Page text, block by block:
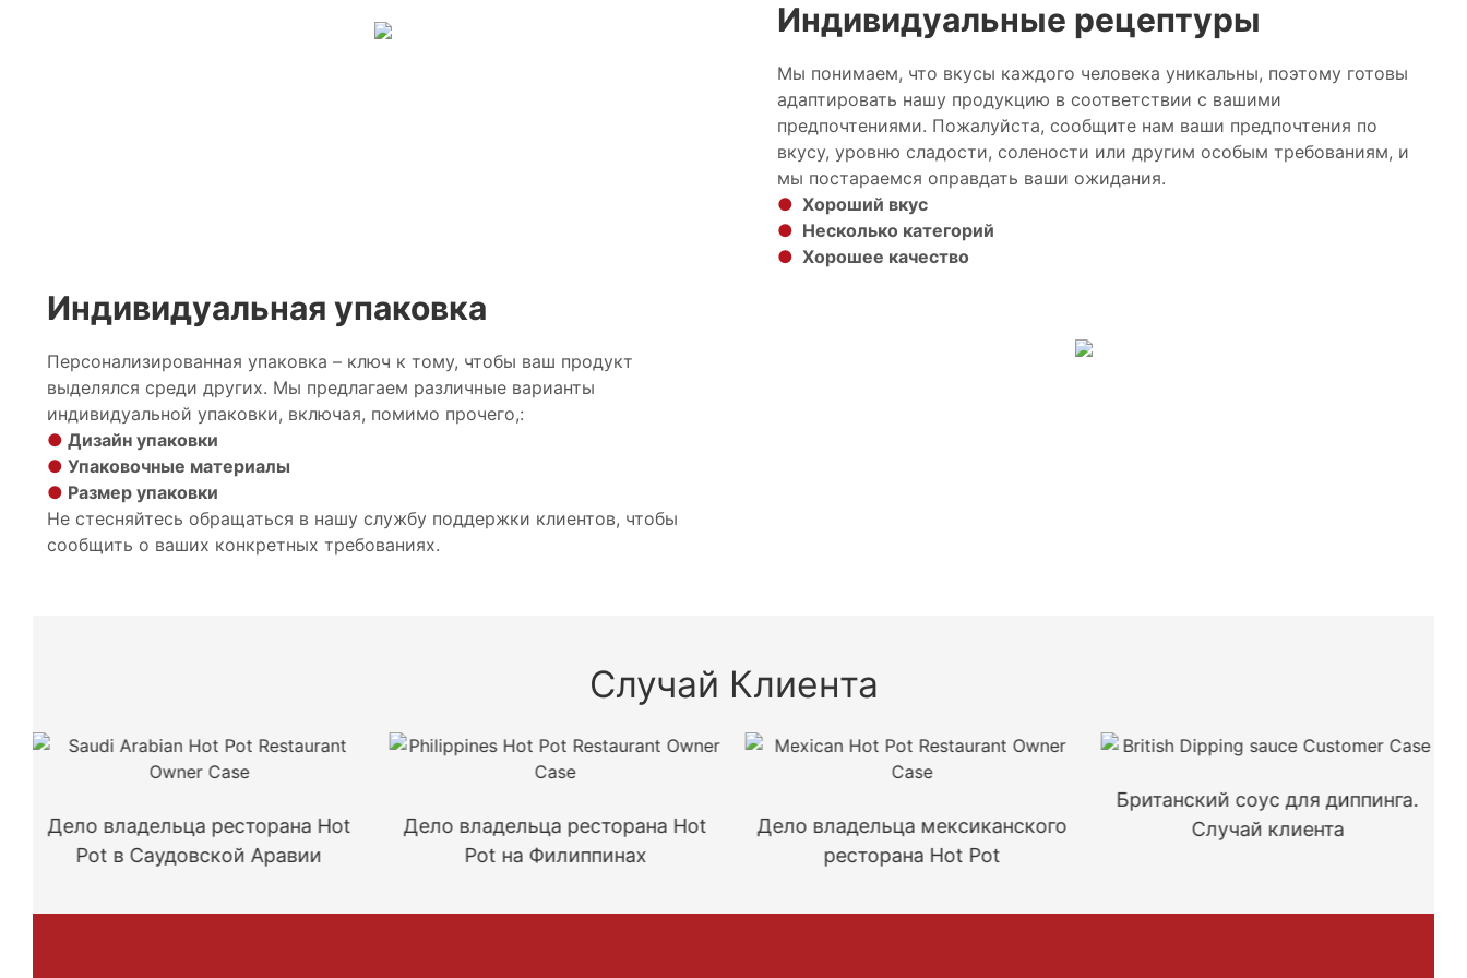
Индивидуальные рецептуры
Мы понимаем, что вкусы каждого человека уникальны, поэтому готовы
адаптировать нашу продукцию в соответствии с вашими
предпочтениями. Пожалуйста, сообщите нам ваши предпочтения по
вкусу, уровню сладости, солености или другим особым требованиям, и
мы постараемся оправдать ваши ожидания.
● Хороший вкус
● Несколько категорий
● Хорошее качество
Индивидуальная упаковка
Персонализированная упаковка – ключ к тому, чтобы ваш продукт
выделялся среди других. Мы предлагаем различные варианты
индивидуальной упаковки, включая, помимо прочего,:
●Дизайн упаковки
●Упаковочные материалы
● Размер упаковки
Не стесняйтесь обращаться в нашу службу поддержки клиентов, чтобы
сообщить о ваших конкретных требованиях.
Случай Клиента
Дело владельца ресторана Hot
Pot в Саудовской Аравии
Дело владельца ресторана Hot
Pot на Филиппинах
Дело владельца мексиканского
ресторана Hot Pot
Британский соус для диппинга.
Случай клиента